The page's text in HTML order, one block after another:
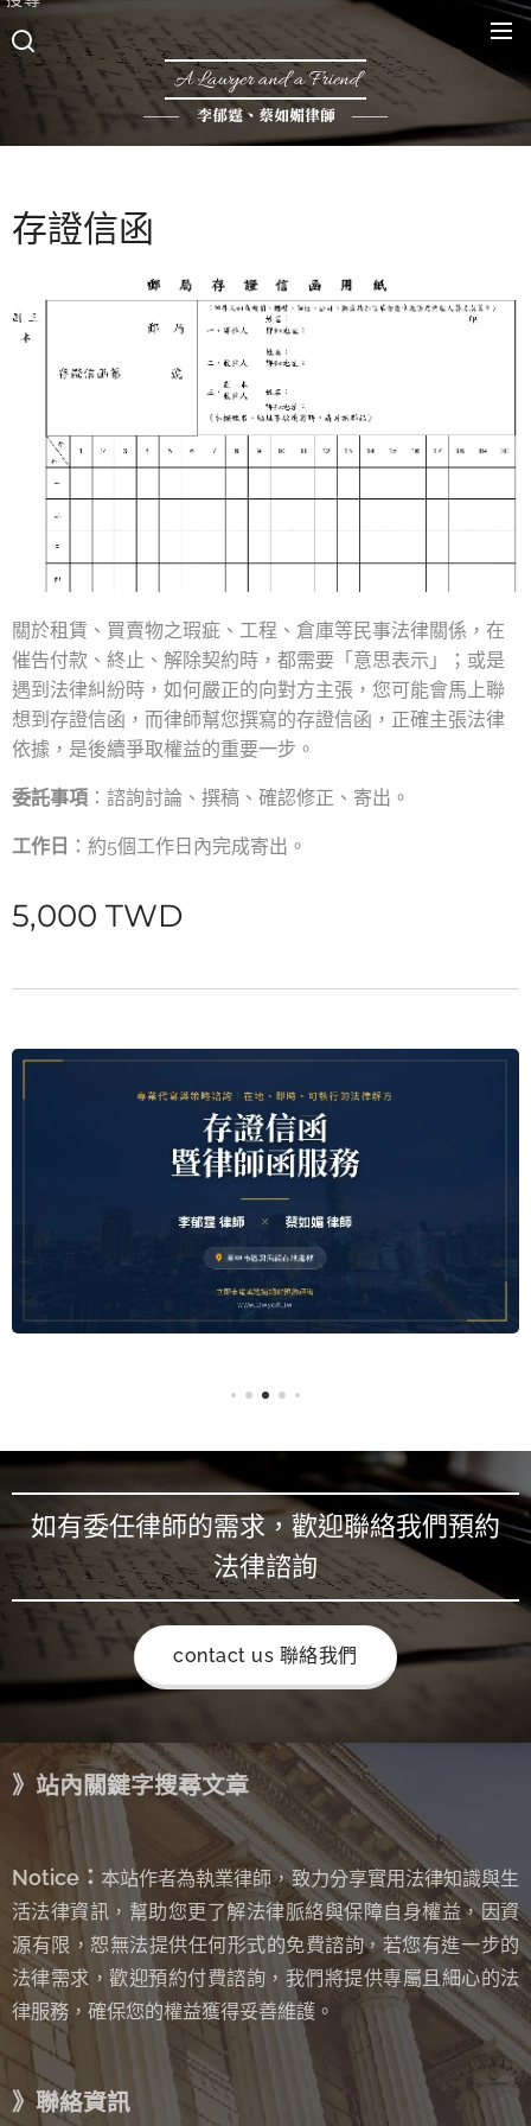
A Lawyer and a Friend
李郁霆、蔡如媚律師
存證信函
關於租賃、買賣物之瑕疵、工程、倉庫等民事法律關係，在
催告付款、終止、解除契約時，都需要「意思表示」；或是
遇到法律糾紛時，如何嚴正的向對方主張，您可能會馬上聯
想到存證信函，而律師幫您撰寫的存證信函，正確主張法律
依據，是後續爭取權益的重要一步。
委託事項 ：諮詢討論、撰稿、確認修正、寄出。
工作日 ：約5個工作日內完成寄出。
5,000 TWD
如有委任律師的需求，歡迎聯絡我們預約
法律諮詢
contact us 聯絡我們
》站內關鍵字搜尋文章
Notice： 本站作者為執業律師，致力分享實用法律知識與生
活法律資訊，幫助您更了解法律脈絡與保障自身權益，因資
源有限，恕無法提供任何形式的免費諮詢， 若您有進一步的
法律需求，歡迎預約付費諮詢，我們將提供專屬且細心的法
律服務，確保您的權益獲得妥善維護。
》聯絡資訊